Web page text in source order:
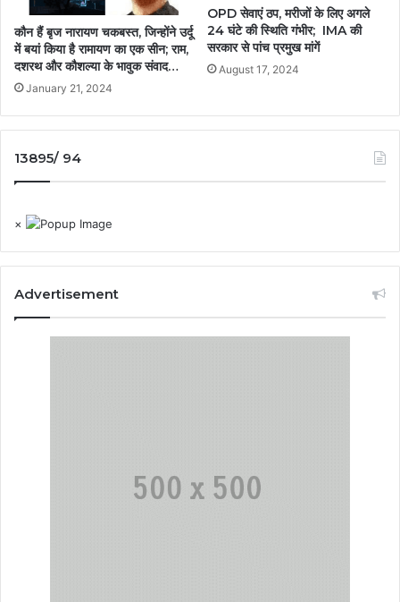
कौन हैं बृज नारायण चकबस्त, जिन्होंने उर्दू
में बयां किया है रामायण का एक सीन; राम,
दशरथ और कौशल्या के भावुक संवाद…
January 21, 2024
OPD सेवाएं ठप, मरीजों के लिए अगले
24 घंटे की स्थिति गंभीर; IMA की
सरकार से पांच प्रमुख मांगें
August 17, 2024
13895/ 94
×
Advertisement